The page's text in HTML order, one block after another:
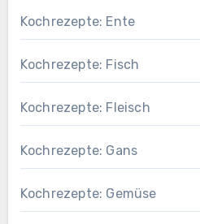
Kochrezepte: Ente
Kochrezepte: Fisch
Kochrezepte: Fleisch
Kochrezepte: Gans
Kochrezepte: Gemüse